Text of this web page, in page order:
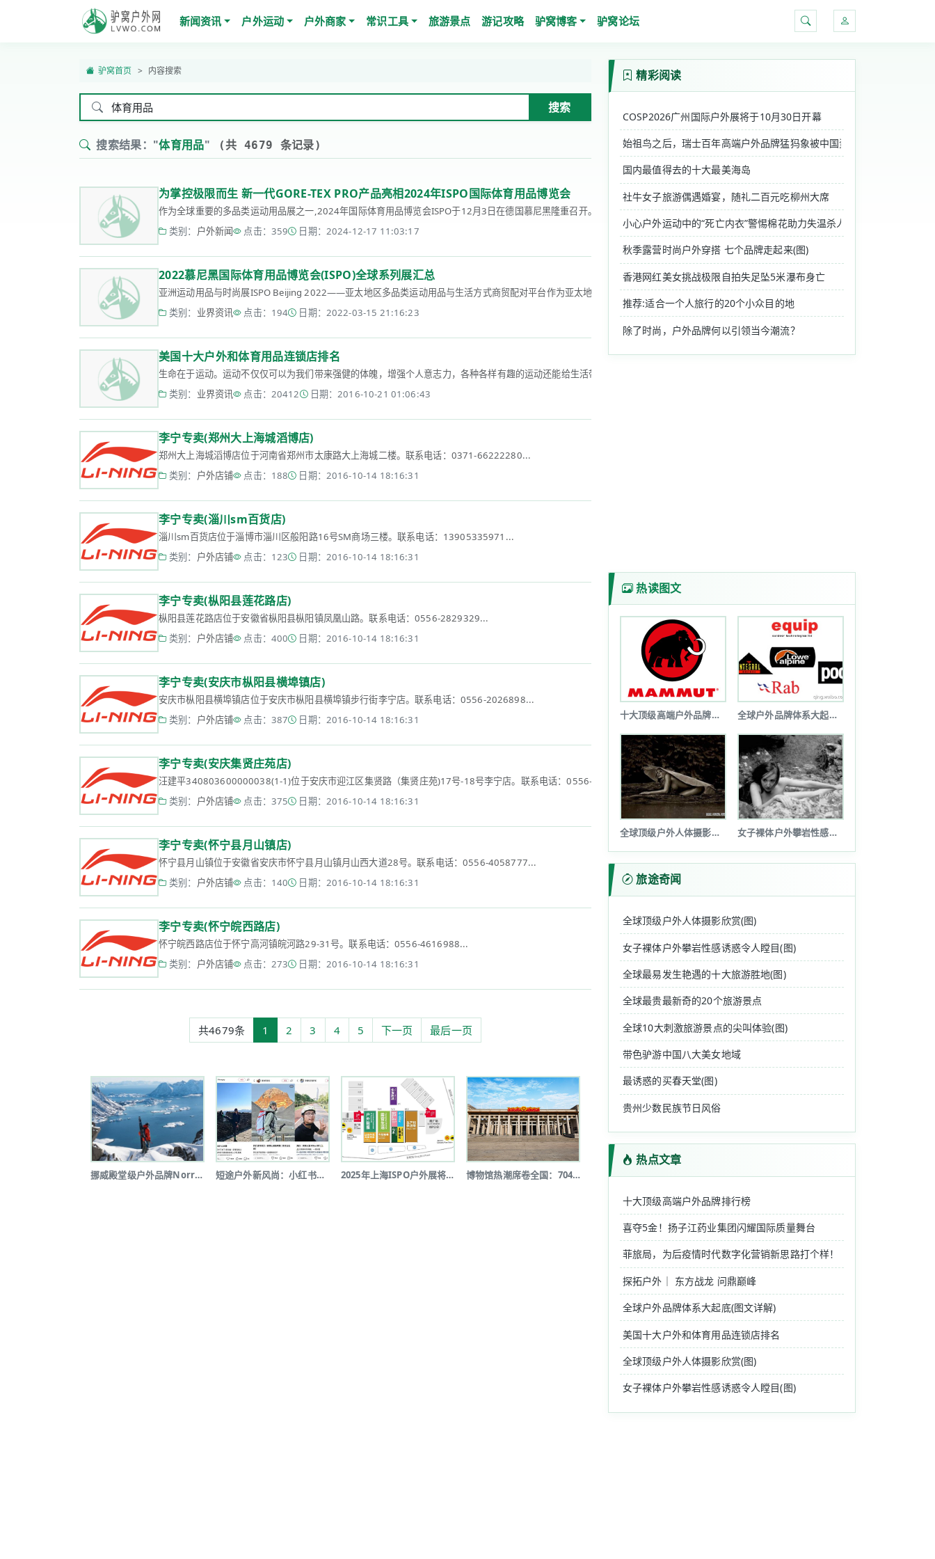
新闻资讯 户外运动 户外商家 常识工具 旅游景点 游记攻略 驴窝博客 驴窝论坛
搜索
驴窝首页 内容搜索
搜索
搜索结果："体育用品" (共 4679 条记录)
为掌控极限而生 新一代GORE-TEX PRO产品亮相2024年ISPO国际体育用品博览会
作为全球重要的多品类运动用品展之一,2024年国际体育用品博览会ISPO于12月3日在德国慕尼黑隆重召开。GORE-TEX品牌携新一代GORE-TEX PRO产......
类别： 户外新闻 点击：359 日期：2024-12-17 11:03:17
2022慕尼黑国际体育用品博览会(ISPO)全球系列展汇总
亚洲运动用品与时尚展ISPO Beijing 2022——亚太地区多品类运动用品与生活方式商贸配对平台作为亚太地区运动时尚行业重要的专业商贸博览会，ISPO B......
类别： 业界资讯 点击：194 日期：2022-03-15 21:16:23
美国十大户外和体育用品连锁店排名
生命在于运动。运动不仅仅可以为我们带来强健的体魄，增强个人意志力，各种各样有趣的运动还能给生活带来无限欢乐，让你的生活丰富多彩。有时候，运动也是一种挑战，一种自......
类别： 业界资讯 点击：20412 日期：2016-10-21 01:06:43
李宁专卖(郑州大上海城滔博店)
郑州大上海城滔博店位于河南省郑州市太康路大上海城二楼。联系电话：0371-66222280...
类别： 户外店铺 点击：188 日期：2016-10-14 18:16:31
李宁专卖(淄川sm百货店)
淄川sm百货店位于淄博市淄川区般阳路16号SM商场三楼。联系电话：13905335971...
类别： 户外店铺 点击：123 日期：2016-10-14 18:16:31
李宁专卖(枞阳县莲花路店)
枞阳县莲花路店位于安徽省枞阳县枞阳镇凤凰山路。联系电话：0556-2829329...
类别： 户外店铺 点击：400 日期：2016-10-14 18:16:31
李宁专卖(安庆市枞阳县横埠镇店)
安庆市枞阳县横埠镇店位于安庆市枞阳县横埠镇步行街李宁店。联系电话：0556-2026898...
类别： 户外店铺 点击：387 日期：2016-10-14 18:16:31
李宁专卖(安庆集贤庄苑店)
汪建平340803600000038(1-1)位于安庆市迎江区集贤路（集贤庄苑)17号-18号李宁店。联系电话：0556-5558958...
类别： 户外店铺 点击：375 日期：2016-10-14 18:16:31
李宁专卖(怀宁县月山镇店)
怀宁县月山镇位于安徽省安庆市怀宁县月山镇月山西大道28号。联系电话：0556-4058777...
类别： 户外店铺 点击：140 日期：2016-10-14 18:16:31
李宁专卖(怀宁皖西路店)
怀宁皖西路店位于怀宁高河镇皖河路29-31号。联系电话：0556-4616988...
类别： 户外店铺 点击：273 日期：2016-10-14 18:16:31
共4679条 1 2 3 4 5 下一页 最后一页
挪威殿堂级户外品牌Norrøna北京... 短途户外新风尚：小红书《2025上半... 2025年上海ISPO户外展将于7月... 博物馆热潮席卷全国：7046家博物馆...
精彩阅读
COSP2026广州国际户外展将于10月30日开幕
始祖鸟之后，瑞士百年高端户外品牌猛犸象被中国资本CPE源峰收购
国内最值得去的十大最美海岛
社牛女子旅游偶遇婚宴，随礼二百元吃柳州大席
小心户外运动中的“死亡内衣”警惕棉花助力失温杀人
秋季露营时尚户外穿搭 七个品牌走起来(图)
香港网红美女挑战极限自拍失足坠5米瀑布身亡
推荐:适合一个人旅行的20个小众目的地
除了时尚，户外品牌何以引领当今潮流？
热读图文
十大顶级高端户外品牌排行榜 全球户外品牌体系大起底(图文详解)
全球顶级户外人体摄影欣赏(图) 女子裸体户外攀岩性感诱惑令人瞠目(图...
旅途奇闻
全球顶级户外人体摄影欣赏(图)
女子裸体户外攀岩性感诱惑令人瞠目(图)
全球最易发生艳遇的十大旅游胜地(图)
全球最贵最新奇的20个旅游景点
全球10大刺激旅游景点的尖叫体验(图)
带色驴游中国八大美女地域
最诱惑的买春天堂(图)
贵州少数民族节日风俗
热点文章
十大顶级高端户外品牌排行榜
喜夺5金！扬子江药业集团闪耀国际质量舞台
菲旅局，为后疫情时代数字化营销新思路打个样！
探拓户外｜ 东方战龙 问鼎巅峰
全球户外品牌体系大起底(图文详解)
美国十大户外和体育用品连锁店排名
全球顶级户外人体摄影欣赏(图)
女子裸体户外攀岩性感诱惑令人瞠目(图)